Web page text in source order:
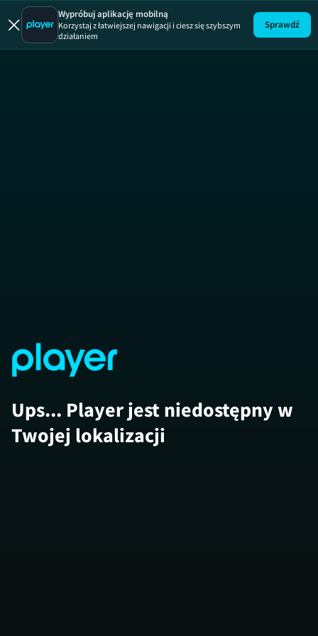
Łapu Capu
Wypróbuj aplikację mobilną
Korzystaj z łatwiejszej nawigacji i ciesz się szybszym
działaniem
Sprawdź
Ups... Player jest niedostępny w
Twojej lokalizacji